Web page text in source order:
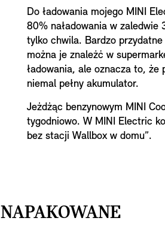
Do ładowania mojego MINI
80% naładowania w
tylko chwila. Bardzo
można je znaleźć w
ładowania, ale oznacza to, że
niemal pełny akumulator.
Jeżdżąc benzynowym MINI
tygodniowo. W MINI Electric
bez stacji Wallbox w domu”.